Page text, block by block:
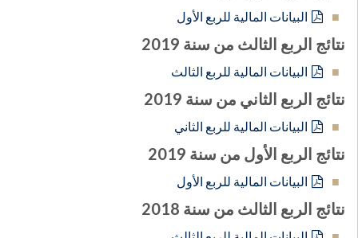
البيانات المالية للربع الأول
نتائج الربع الثالث من سنة 2019
البيانات المالية للربع الثالث
نتائج الربع الثاني من سنة 2019
البيانات المالية للربع الثاني
نتائج الربع الأول من سنة 2019
البيانات المالية للربع الأول
نتائج الربع الثالث من سنة 2018